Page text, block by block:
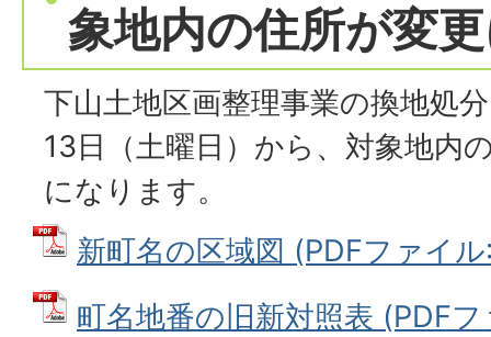
象地内の住所が変
下山土地区画整理事業の換地処
13日（土曜日）から、対象地内
になります。
新町名の区域図 (PDFファイル
町名地番の旧新対照表 (PDF